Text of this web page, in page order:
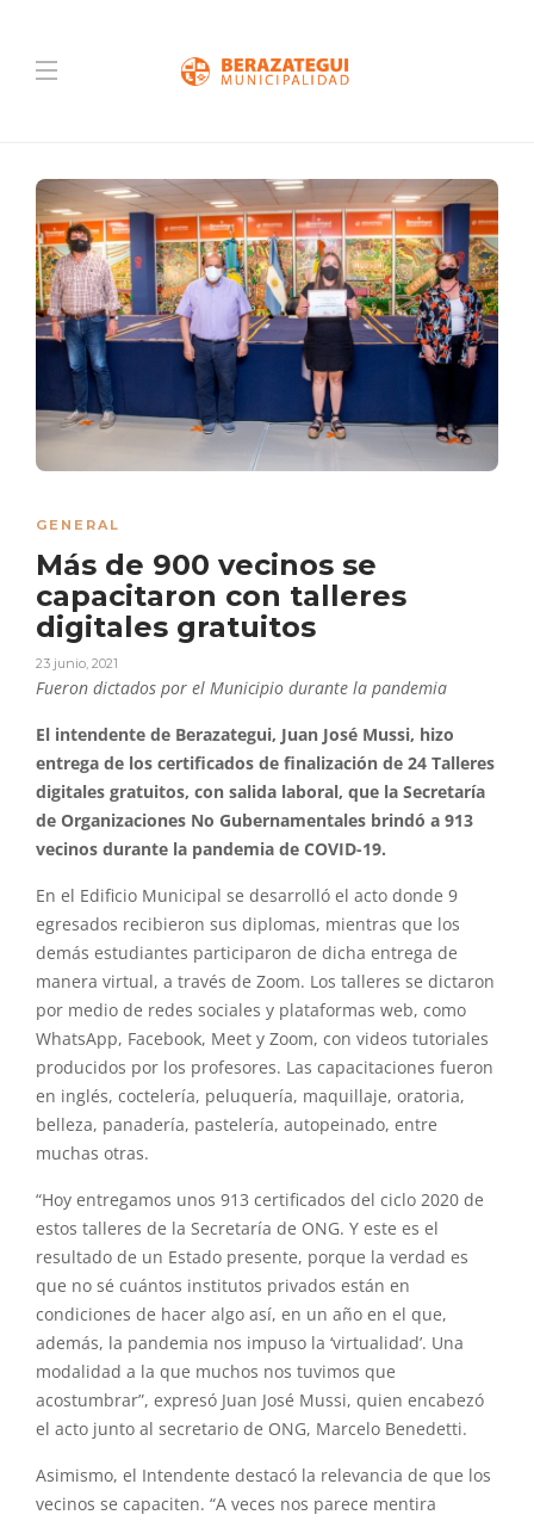
GENERAL
Más de 900 vecinos se
capacitaron con talleres
digitales gratuitos
23 junio, 2021
Fueron dictados por el Municipio durante la pandemia
El intendente de Berazategui, Juan José Mussi, hizo
entrega de los certificados de finalización de 24 Talleres
digitales gratuitos, con salida laboral, que la Secretaría
de Organizaciones No Gubernamentales brindó a 913
vecinos durante la pandemia de COVID-19.
En el Edificio Municipal se desarrolló el acto donde 9
egresados recibieron sus diplomas, mientras que los
demás estudiantes participaron de dicha entrega de
manera virtual, a través de Zoom. Los talleres se dictaron
por medio de redes sociales y plataformas web, como
WhatsApp, Facebook, Meet y Zoom, con videos tutoriales
producidos por los profesores. Las capacitaciones fueron
en inglés, coctelería, peluquería, maquillaje, oratoria,
belleza, panadería, pastelería, autopeinado, entre
muchas otras.
“Hoy entregamos unos 913 certificados del ciclo 2020 de
estos talleres de la Secretaría de ONG. Y este es el
resultado de un Estado presente, porque la verdad es
que no sé cuántos institutos privados están en
condiciones de hacer algo así, en un año en el que,
además, la pandemia nos impuso la ‘virtualidad’. Una
modalidad a la que muchos nos tuvimos que
acostumbrar”, expresó Juan José Mussi, quien encabezó
el acto junto al secretario de ONG, Marcelo Benedetti.
Asimismo, el Intendente destacó la relevancia de que los
vecinos se capaciten. “A veces nos parece mentira